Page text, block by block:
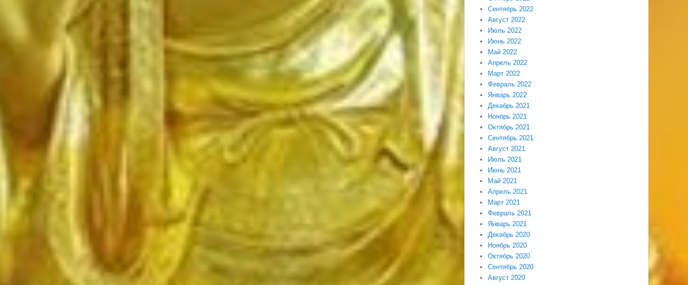
Сентябрь 2022
Август 2022
Июль 2022
Июнь 2022
Май 2022
Апрель 2022
Март 2022
Февраль 2022
Январь 2022
Декабрь 2021
Ноябрь 2021
Октябрь 2021
Сентябрь 2021
Август 2021
Июль 2021
Июнь 2021
Май 2021
Апрель 2021
Март 2021
Февраль 2021
Январь 2021
Декабрь 2020
Ноябрь 2020
Октябрь 2020
Сентябрь 2020
Август 2020